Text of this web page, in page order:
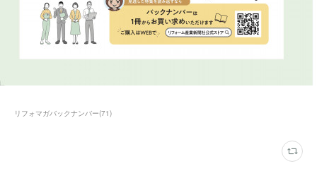
リフォマガバックナンバー(71)